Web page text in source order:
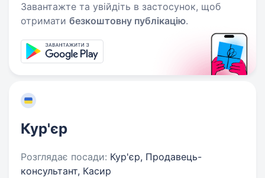
Завантажте та увійдіть в застосунок, щоб
отримати безкоштовну публікацію.
Кур'єр
Розглядає посади: Кур'єр, Продавець-
консультант, Касир